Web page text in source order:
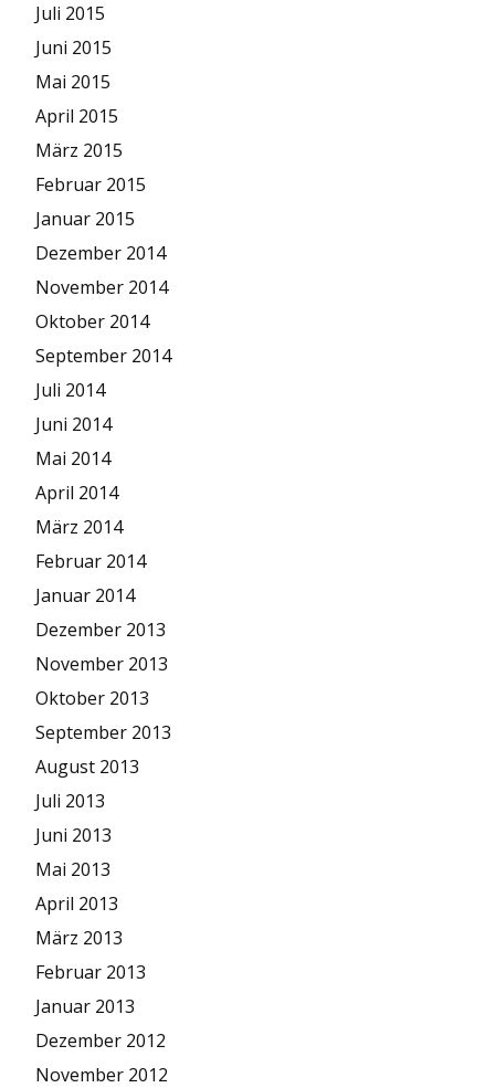
Juli 2015
Juni 2015
Mai 2015
April 2015
März 2015
Februar 2015
Januar 2015
Dezember 2014
November 2014
Oktober 2014
September 2014
Juli 2014
Juni 2014
Mai 2014
April 2014
März 2014
Februar 2014
Januar 2014
Dezember 2013
November 2013
Oktober 2013
September 2013
August 2013
Juli 2013
Juni 2013
Mai 2013
April 2013
März 2013
Februar 2013
Januar 2013
Dezember 2012
November 2012